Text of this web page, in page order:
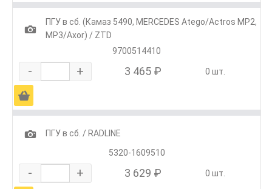
1
ПГУ в сб. (Камаз 5490, MERCEDES Atego/Actros МР2,
МР3/Axor) / ZTD
9700514410
- + 3 465 ₽ 0 шт.
Ä
1
ПГУ в сб. / RADLINE
5320-1609510
- + 3 629 ₽ 0 шт.